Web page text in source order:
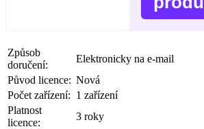
Způsob
doručení:
Elektronicky na e-mail
Původ licence: Nová
Počet zařízení: 1 zařízení
Platnost
licence:
3 roky